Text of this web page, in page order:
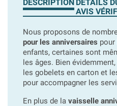
DESCRIPTION DÉTAILS
AVIS
Nous proposons de
pour les anniversaires
enfants, certaines sont
les âges. Bien
les gobelets en carton et
pour accompagner les
En plus de la vaisselle